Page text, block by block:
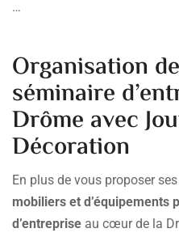
…
Organisation
séminaire
Drôme avec
Décoration
En plus de vous proposer
mobiliers et d’équipements
d’entreprise au cœur de la